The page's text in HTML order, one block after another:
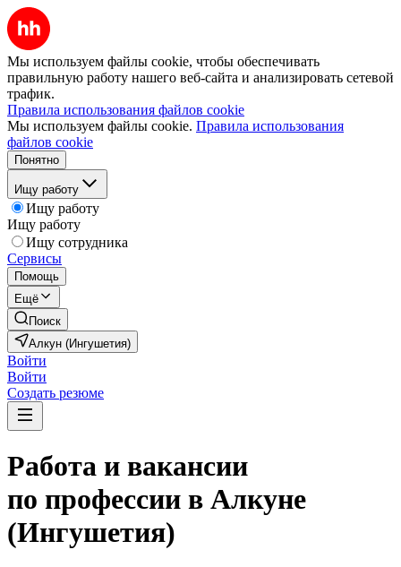
Мы используем файлы cookie, чтобы обеспечивать
правильную работу нашего веб-сайта и анализировать сетевой
трафик.
Правила использования файлов cookie
Мы используем файлы cookie. Правила использования
файлов cookie
Понятно
Ищу работу
Ищу работу
Ищу работу
Ищу сотрудника
Сервисы
Помощь
Ещё
Поиск
Алкун (Ингушетия)
Войти
Войти
Создать резюме
Работа и вакансии
по профессии в Алкуне
(Ингушетия)